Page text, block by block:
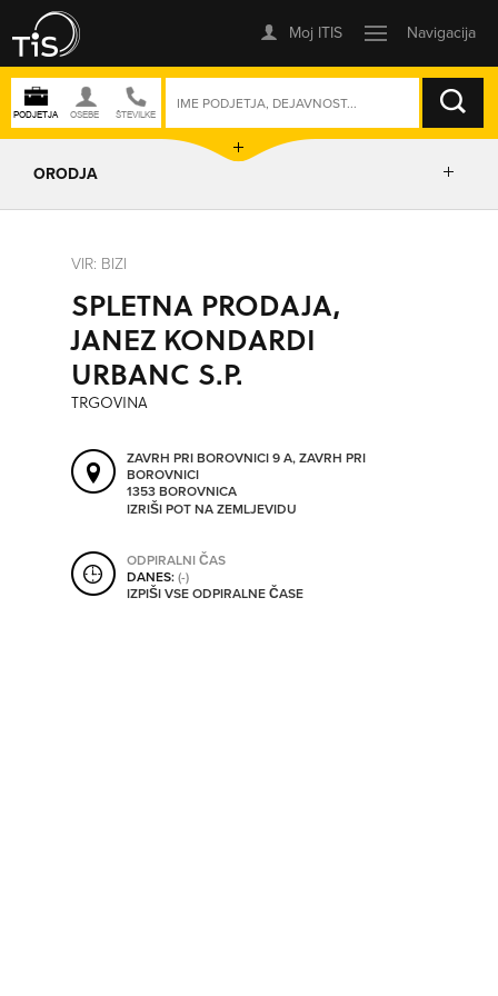
ISKANJE
ORODJA
IZRIŠI POT
POŠLJI SMS
ORODJA
SHRANI V MOJ ITIS
VIR: BIZI
SPLETNA PRODAJA,
JANEZ KONDARDI
URBANC S.P.
TRGOVINA
ZAVRH PRI BOROVNICI 9 A, ZAVRH PRI
BOROVNICI
1353 BOROVNICA
IZRIŠI POT NA ZEMLJEVIDU
ODPIRALNI ČAS
DANES:(-)
IZPIŠI VSE ODPIRALNE ČASE